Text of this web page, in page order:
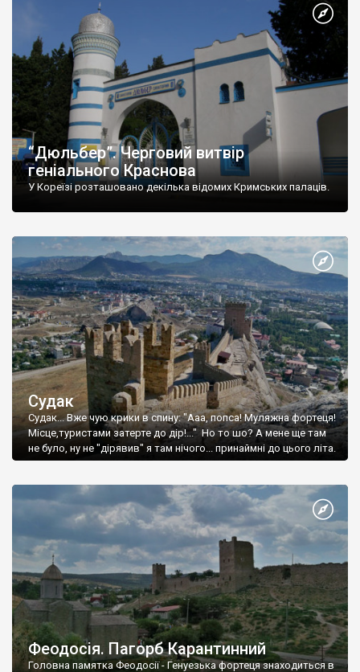
“Дюльбер”. Черговий витвір
геніального Краснова
У Кореїзі розташовано декілька відомих Кримських палаців.
Судак
Судак... Вже чую крики в спину: "Ааа, попса! Муляжна фортеця!
Місце,туристами затерте до дір!..." Но то шо? А мене ще там
не було, ну не "дірявив" я там нічого... принаймні до цього літа.
Феодосія. Пагорб Карантинний
Головна памятка Феодосії - Генуезька фортеця знаходиться в